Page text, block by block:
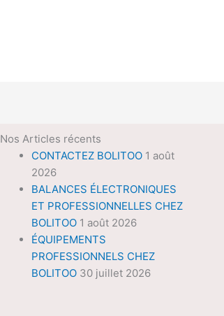
Nos Articles récents
CONTACTEZ BOLITOO 1 août
2026
BALANCES ÉLECTRONIQUES
ET PROFESSIONNELLES CHEZ
BOLITOO 1 août 2026
ÉQUIPEMENTS
PROFESSIONNELS CHEZ
BOLITOO 30 juillet 2026